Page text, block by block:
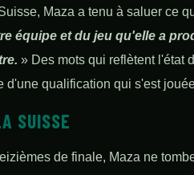
Maza a tenu à saluer ce
équipe et du jeu qu'elle a
» Des mots qui reflètent l'état
d'une qualification qui s'est
SUISSE
de finale, Maza ne